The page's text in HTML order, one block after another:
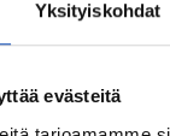
Yksityiskohdat
evästeitä